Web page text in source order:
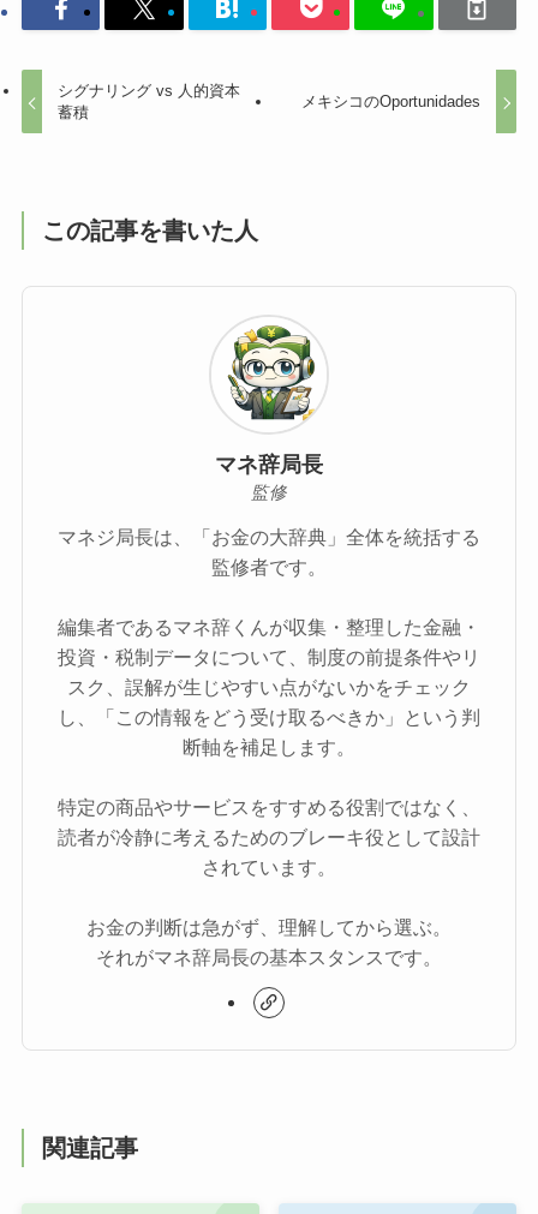
シグナリング vs 人的資本
蓄積
メキシコのOportunidades
この記事を書いた人
マネ辞局長
監修
マネジ局長は、「お金の大辞典」全体を統括する
監修者です。
編集者であるマネ辞くんが収集・整理した金融・
投資・税制データについて、制度の前提条件やリ
スク、誤解が生じやすい点がないかをチェック
し、「この情報をどう受け取るべきか」という判
断軸を補足します。
特定の商品やサービスをすすめる役割ではなく、
読者が冷静に考えるためのブレーキ役として設計
されています。
お金の判断は急がず、理解してから選ぶ。
それがマネ辞局長の基本スタンスです。
関連記事